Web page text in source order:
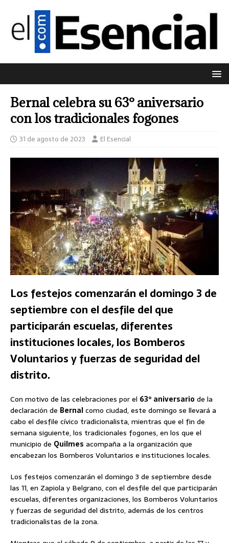
Bernal celebra su 63° aniversario
con los tradicionales fogones
31 de agosto de 2023 El Esencial
Los festejos comenzarán el domingo 3 de
septiembre con el desfile del que
participarán escuelas, diferentes
instituciones locales, los Bomberos
Voluntarios y fuerzas de seguridad del
distrito.
Con motivo de las celebraciones por el 63º aniversario de la
declaración de Bernalcomo ciudad, este domingo se llevará a
cabo el desfile cívico tradicionalista, mientras que el fin de
semana siguiente, los tradicionales fogones, en los que el
municipio de Quilmes acompaña a la organización que
encabezan los Bomberos Voluntarios e instituciones locales.
Los festejos comenzarán el domingo 3 de septiembre desde
las 11, en Zapiola y Belgrano, con el desfile del que participarán
escuelas, diferentes organizaciones, los Bomberos Voluntarios
y fuerzas de seguridad del distrito, además de los centros
tradicionalistas de la zona.